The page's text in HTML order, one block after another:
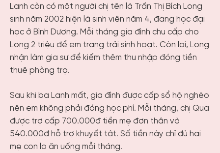
Lanh còn có một người chị tên là Trần Thị Bích Long
sinh năm 2002 hiện là sinh viên năm 4, đang học đại
học ở Bình Dương. Mỗi tháng gia đình chu cấp cho
Long 2 triệu để em trang trải sinh hoạt. Còn lại, Long
nhận làm gia sư để kiếm thêm thu nhập đóng tiền
thuê phòng trọ.
Sau khi ba Lanh mất, gia đình được cấp sổ hộ nghèo
nên em không phải đóng học phí. Mỗi tháng, chị Qua
được trợ cấp 700.000đ tiền mẹ đơn thân và
540.000đ hỗ trợ khuyết tật. Số tiền này chỉ đủ hai
mẹ con lo ăn uống mỗi tháng.